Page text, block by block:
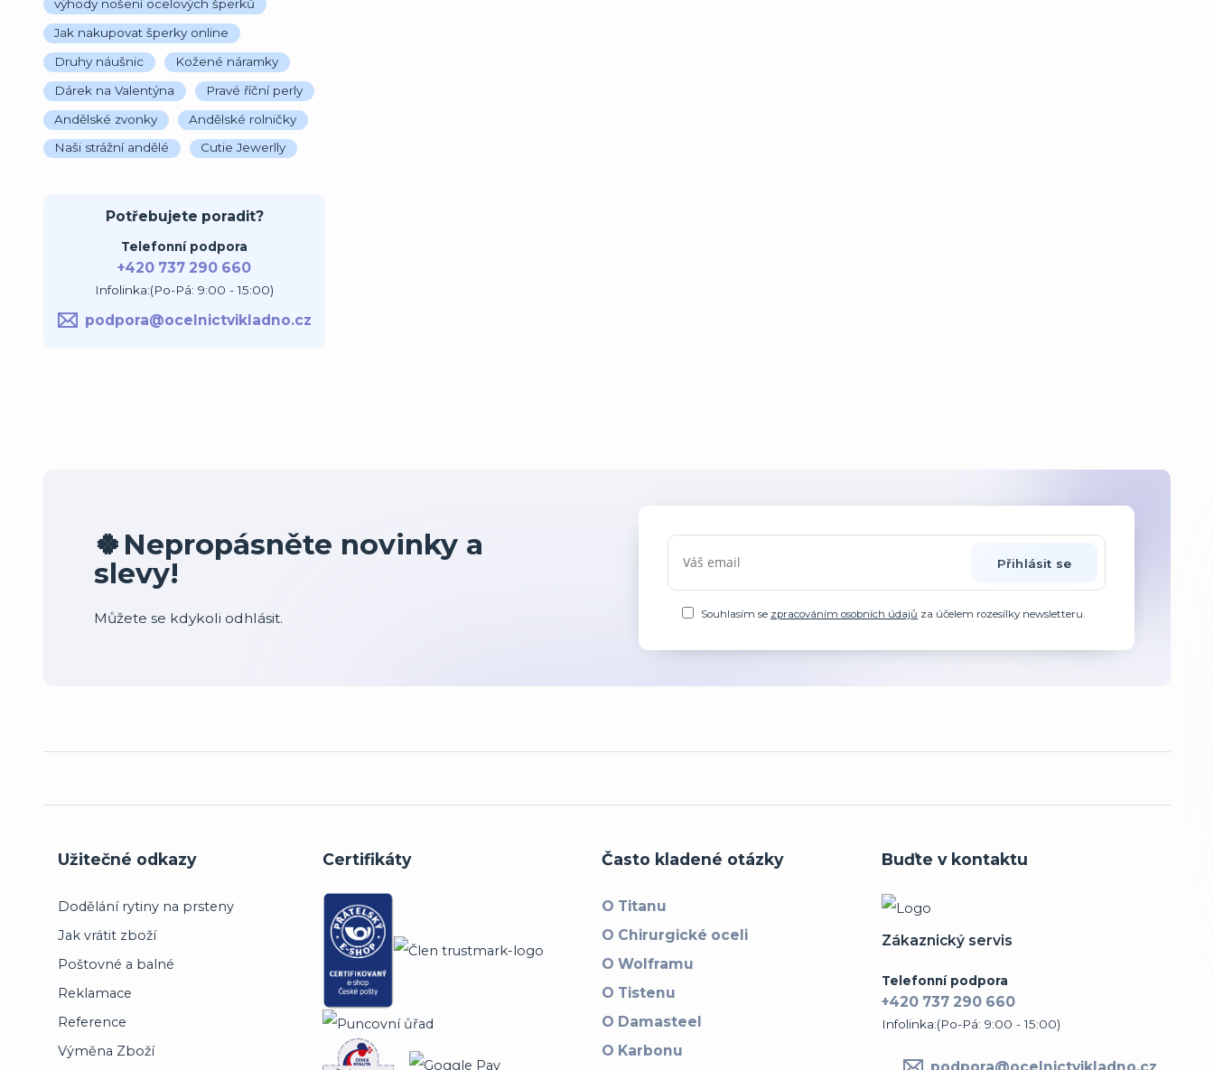
výhody nošení ocelových šperků
Jak nakupovat šperky online
Druhy náušnic
Kožené náramky
Dárek na Valentýna
Pravé říční perly
Andělské zvonky
Andělské rolničky
Naši strážní andělé
Cutie Jewerlly
Potřebujete poradit?
Telefonní podpora
+420 737 290 660
Infolinka:(Po-Pá: 9:00 - 15:00)
podpora@ocelnictvikladno.cz
🍀Nepropásněte novinky a
slevy!
Můžete se kdykoli odhlásit.
Přihlásit se
Souhlasím se zpracováním osobních údajů za účelem rozesílky newsletteru.
Užitečné odkazy
Dodělání rytiny na prsteny
Jak vrátit zboží
Poštovné a balné
Reklamace
Reference
Výměna Zboží
Certifikáty Často kladené otázky
O Titanu
O Chirurgické oceli
O Wolframu
O Tistenu
O Damasteel
O Karbonu
Buďte v kontaktu
Zákaznický servis
Telefonní podpora
+420 737 290 660
Infolinka:(Po-Pá: 9:00 - 15:00)
podpora@ocelnictvikladno.cz